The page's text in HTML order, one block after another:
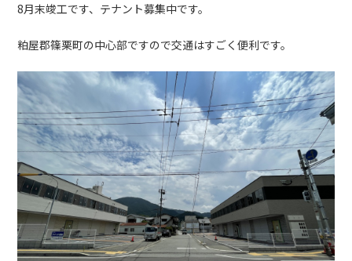
8月末竣工です、テナント募集中です。
粕屋郡篠栗町の中心部ですので交通はすごく便利です。